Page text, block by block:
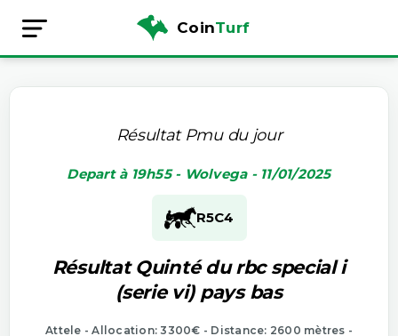
CoinTurf
Résultat Pmu du jour
Depart à 19h55 - Wolvega - 11/01/2025
R5C4
Résultat Quinté du rbc special i
(serie vi) pays bas
Attele - Allocation: 3300€ - Distance: 2600 mètres -